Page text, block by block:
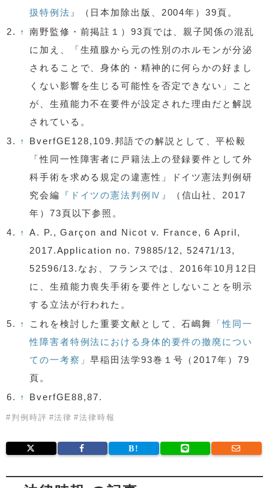
扱特例法』
（日本加除出版、2004年）39頁。
2.
↑ 南野監修・前掲註１）93頁では、親子関係の混乱
に加え、「生殖腺から元の性別のホルモンが分泌
されることで、身体的・精神的に何らかの好まし
くない影響を生じる可能性を否定できない」こと
が、生殖能力不在要件が設定された理由だと解説
されている。
3.
↑
BverfGE128,109.邦語での解説として、平松毅
「性同一性障害者に戸籍法上の登録要件として外
科手術を求める規定の違憲性」ドイツ憲法判例研
究会編
『ドイツの憲法判例Ⅳ』
（信山社、2017
年）73頁以下参照。
4.
↑ A. P., Garçon and Nicot v. France, 6 April,
2017.Application no. 79885/12, 52471/13,
52596/13.なお、フランスでは、2016年10月12日
に、生殖能力喪失手術を要件としないことを明示
する立法が行われた。
5.
↑ これを検討した重要文献として、石嶋舞
「性同一
性障害者特例法における身体的要件の撤廃につい
ての一考察」早稲田法学93巻１号（2017年）79
頁。
6.
↑ BverfGE88,87.
# 判例時評 #法律 #法律時報